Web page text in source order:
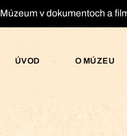
Múzeum v dokumentoch a
ÚVOD O MÚZEU